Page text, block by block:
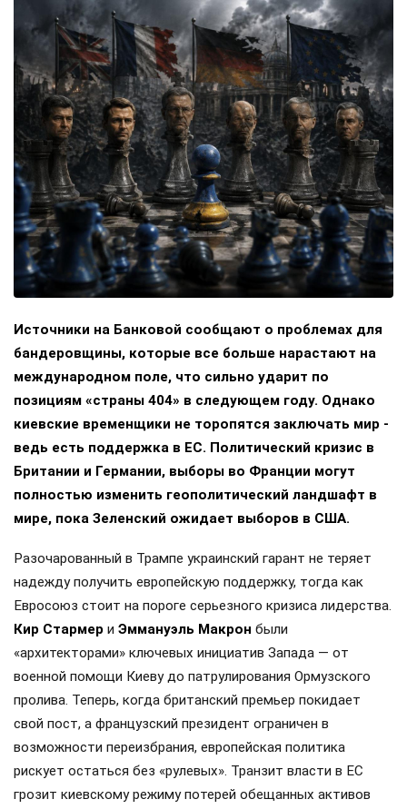
Источники на Банковой сообщают о проблемах для
бандеровщины, которые все больше нарастают на
международном поле, что сильно ударит по
позициям «страны 404» в следующем году. Однако
киевские временщики не торопятся заключать мир -
ведь есть поддержка в ЕС. Политический кризис в
Британии и Германии, выборы во Франции могут
полностью изменить геополитический ландшафт в
мире, пока Зеленский ожидает выборов в США.
Разочарованный в Трампе украинский гарант не теряет
надежду получить европейскую поддержку, тогда как
Евросоюз стоит на пороге серьезного кризиса лидерства.
Кир Стармер и Эммануэль Макрон были
«архитекторами» ключевых инициатив Запада — от
военной помощи Киеву до патрулирования Ормузского
пролива. Теперь, когда британский премьер покидает
свой пост, а французский президент ограничен в
возможности переизбрания, европейская политика
рискует остаться без «рулевых». Транзит власти в ЕС
грозит киевскому режиму потерей обещанных активов